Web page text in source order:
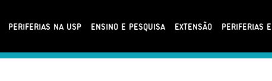
PERIFERIAS NA USP ENSINO E PESQUISA EXTENSÃO PERIFERIAS